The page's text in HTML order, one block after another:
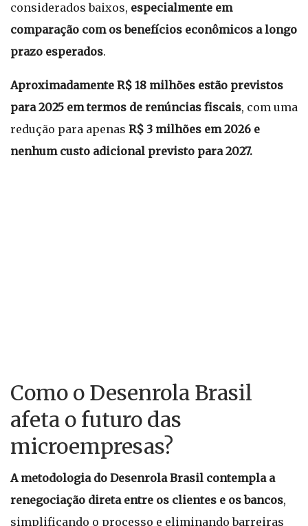
considerados baixos, especialmente em
comparação com os benefícios econômicos a longo
prazo esperados.
Aproximadamente R$ 18 milhões estão previstos
para 2025 em termos de renúncias fiscais, com uma
redução para apenas R$ 3 milhões em 2026 e
nenhum custo adicional previsto para 2027.
Como o Desenrola Brasil
afeta o futuro das
microempresas?
A metodologia do Desenrola Brasil contempla a
renegociação direta entre os clientes e os bancos,
simplificando o processo e eliminando barreiras